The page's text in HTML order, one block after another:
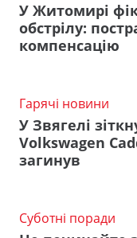
У Житомирі
обстрілу:
компенсацію
Гарячі новини
У Звягелі
Volkswagen
загинув
Суботні поради